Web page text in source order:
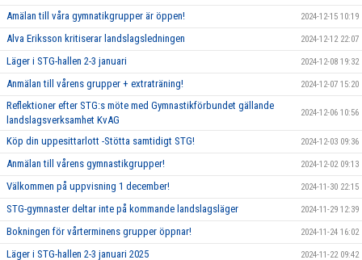
Amälan till våra gymnatikgrupper är öppen! 2024-12-15 10:19
Alva Eriksson kritiserar landslagsledningen 2024-12-12 22:07
Läger i STG-hallen 2-3 januari 2024-12-08 19:32
Anmälan till vårens grupper + extraträning! 2024-12-07 15:20
Reflektioner efter STG:s möte med Gymnastikförbundet gällande
landslagsverksamhet KvAG
2024-12-06 10:56
Köp din uppesittarlott -Stötta samtidigt STG! 2024-12-03 09:36
Anmälan till vårens gymnastikgrupper! 2024-12-02 09:13
Välkommen på uppvisning 1 december! 2024-11-30 22:15
STG-gymnaster deltar inte på kommande landslagsläger 2024-11-29 12:39
Bokningen för vårterminens grupper öppnar! 2024-11-24 16:02
Läger i STG-hallen 2-3 januari 2025 2024-11-22 09:42